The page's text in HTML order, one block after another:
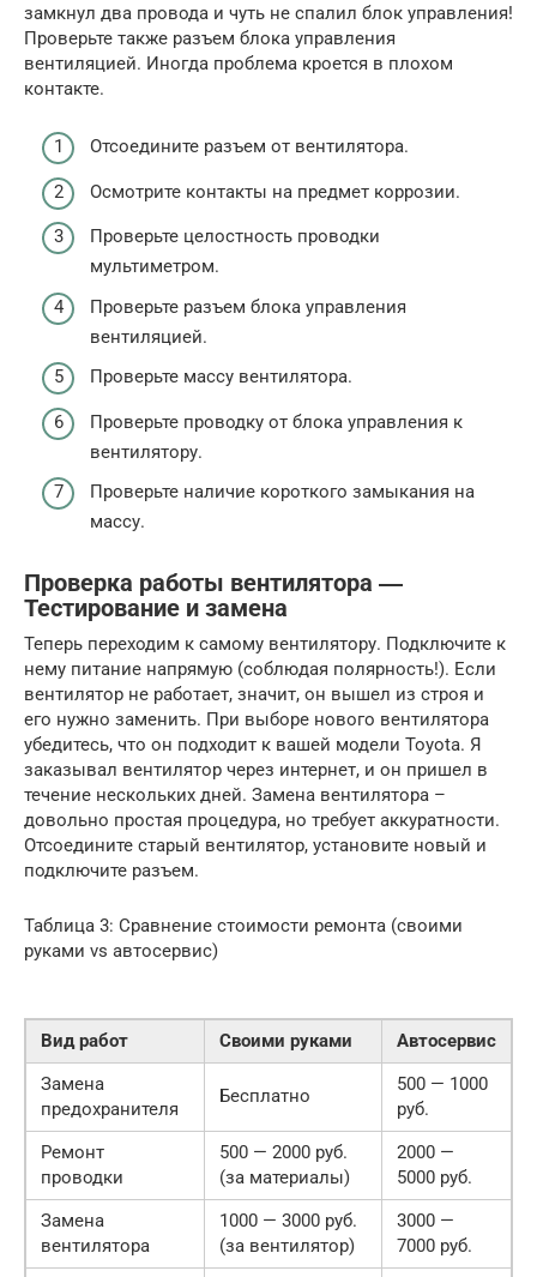
замкнул два провода и чуть не спалил блок управления!
Проверьте также разъем блока управления
вентиляцией. Иногда проблема кроется в плохом
контакте.
Отсоедините разъем от вентилятора.
Осмотрите контакты на предмет коррозии.
Проверьте целостность проводки
мультиметром.
Проверьте разъем блока управления
вентиляцией.
Проверьте массу вентилятора.
Проверьте проводку от блока управления к
вентилятору.
Проверьте наличие короткого замыкания на
массу.
Проверка работы вентилятора ―
Тестирование и замена
Теперь переходим к самому вентилятору. Подключите к
нему питание напрямую (соблюдая полярность!). Если
вентилятор не работает, значит, он вышел из строя и
его нужно заменить. При выборе нового вентилятора
убедитесь, что он подходит к вашей модели Toyota. Я
заказывал вентилятор через интернет, и он пришел в
течение нескольких дней. Замена вентилятора –
довольно простая процедура, но требует аккуратности.
Отсоедините старый вентилятор, установите новый и
подключите разъем.
Таблица 3: Сравнение стоимости ремонта (своими
руками vs автосервис)
Вид работ Своими руками
Автосервис
Замена
предохранителя
Бесплатно
500 — 1000
руб.
Ремонт
проводки
500 — 2000 руб.
(за материалы)
2000 —
5000 руб.
Замена
вентилятора
1000 — 3000 руб.
(за вентилятор)
3000 —
7000 руб.